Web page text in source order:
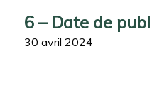
6 – Date de
30 avril 2024